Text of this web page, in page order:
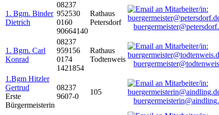
1. Bgm. Binder
Dietrich
08237
952530
0160
90664140
Rathaus
Petersdorf
1. Bgm. Carl
Konrad
08237
959156
0174
1421854
Rathaus
Todtenweis
1.Bgm Hitzler
Gertrud
Erste
Bürgermeisterin
08237
9607-0
105